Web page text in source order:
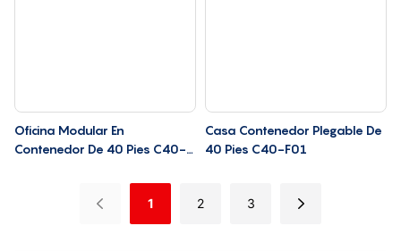
Oficina Modular En
Contenedor De 40 Pies C40-
Casa Contenedor Plegable De
40 Pies C40-F01
1 2 3